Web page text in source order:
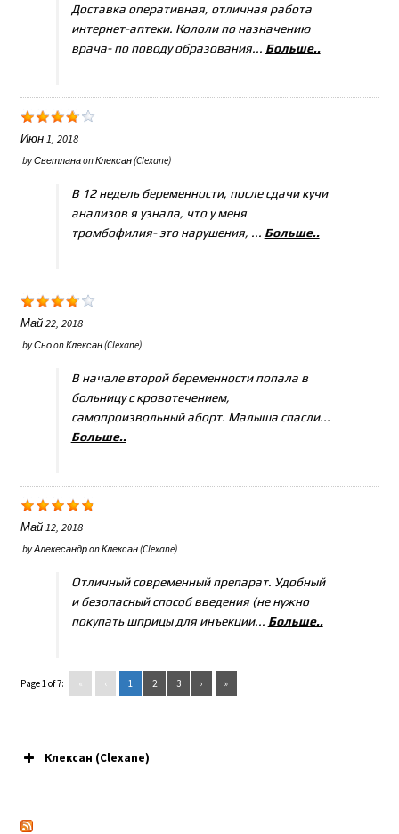
Доставка оперативная, отличная работа
интернет-аптеки. Кололи по назначению
врача- по поводу образования... Больше..
Июн 1, 2018
byСветланаonКлексан (Clexane)
В 12 недель беременности, после сдачи кучи
анализов я узнала, что у меня
тромбофилия- это нарушения, ... Больше..
Май 22, 2018
byСьоonКлексан (Clexane)
В начале второй беременности попала в
больницу с кровотечением,
самопроизвольный аборт. Малыша спасли...
Больше..
Май 12, 2018
byАлекесандрonКлексан (Clexane)
Отличный современный препарат. Удобный
и безопасный способ введения (не нужно
покупать шприцы для инъекции... Больше..
Page 1 of 7: ‹ 1 2 3 › »
Клексан (Clexane)